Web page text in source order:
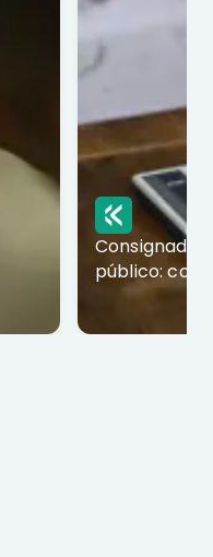
Consignado
público: